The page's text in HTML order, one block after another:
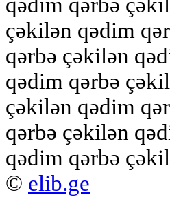
çəkilən qədim
qərbə çəkilən
qədim qərbə
çəkilən qədim
qərbə çəkilən
qədim qərbə
© elib.ge